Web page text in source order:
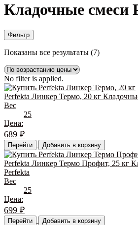
Кладочные смеси
Фильтр
Показаны все результаты (7)Цены:
No filter is applied.
Perfekta Линкер Термо, 20 кг
Вес
25
Цена:
689 ₽
Перейти Добавить в корзину
Perfekta Линкер Термо Профит, 25 кг
Perfekta
Вес
25
Цена:
699 ₽
Перейти Добавить в корзину